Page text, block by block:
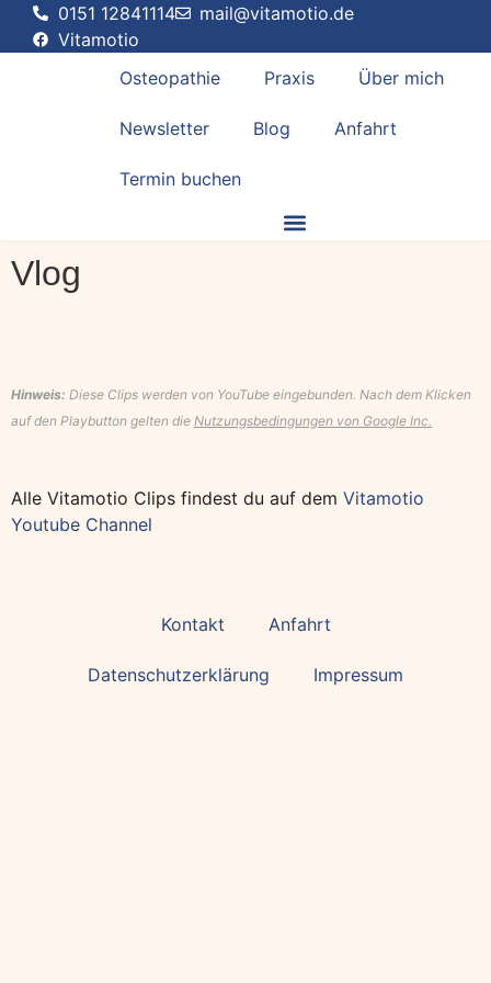
0151 12841114
mail@vitamotio.de
Vitamotio
Osteopathie
Praxis Über mich
Newsletter Blog Anfahrt
Termin buchen
Vlog
Hinweis: Diese Clips werden von YouTube eingebunden. Nach dem Klicken
auf den Playbutton gelten die Nutzungsbedingungen von Google Inc.
Alle Vitamotio Clips findest du auf dem Vitamotio
Youtube Channel
Kontakt Anfahrt
Datenschutzerklärung Impressum